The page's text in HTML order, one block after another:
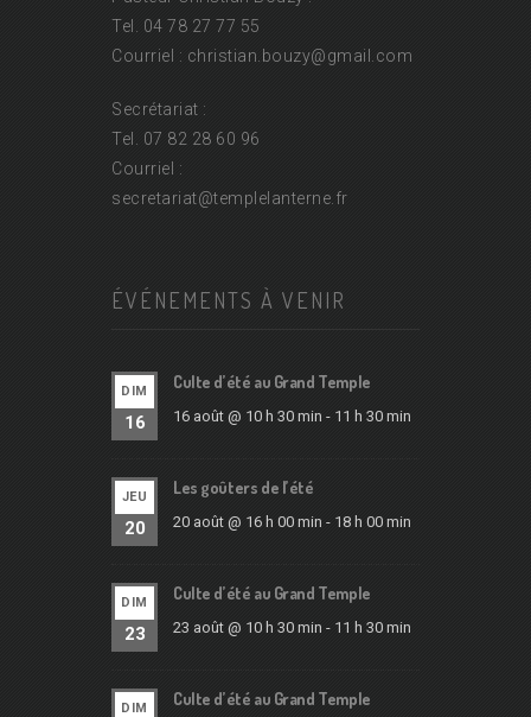
Tel. 04 78 27 77 55
Courriel : christian.bouzy@gmail.com
Secrétariat :
Tel. 07 82 28 60 96
Courriel :
secretariat@templelanterne.fr
ÉVÉNEMENTS À VENIR
DIM
16
Culte d’été au Grand Temple
16 août @ 10 h 30 min - 11 h 30 min
JEU
20
Les goûters de l’été
20 août @ 16 h 00 min - 18 h 00 min
DIM
23
Culte d’été au Grand Temple
23 août @ 10 h 30 min - 11 h 30 min
DIM Culte d’été au Grand Temple